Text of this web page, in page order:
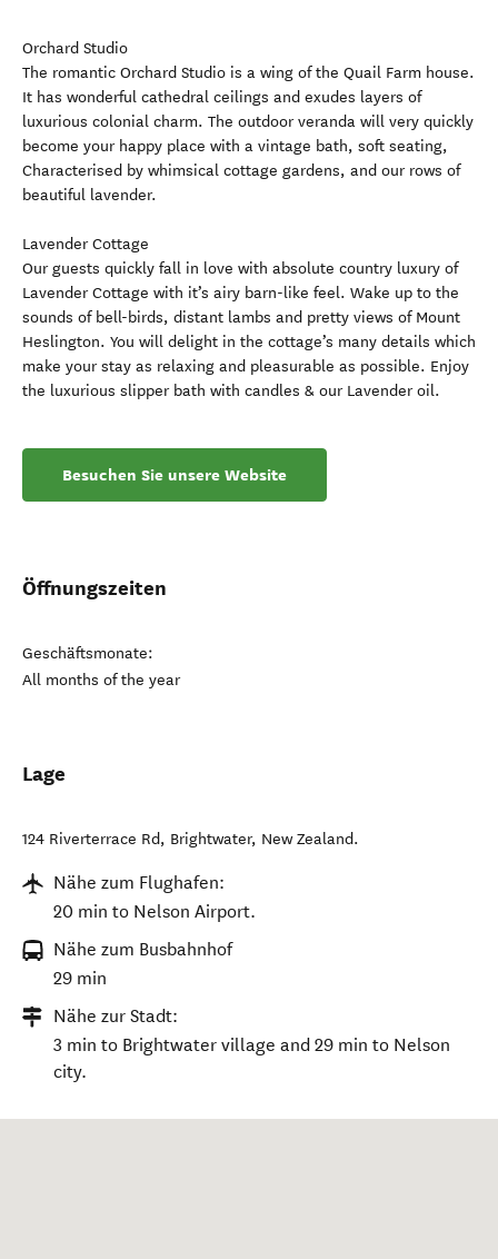
Orchard Studio
The romantic Orchard Studio is a wing of the Quail Farm house.
It has wonderful cathedral ceilings and exudes layers of
luxurious colonial charm. The outdoor veranda will very quickly
become your happy place with a vintage bath, soft seating,
Characterised by whimsical cottage gardens, and our rows of
beautiful lavender.
Lavender Cottage
Our guests quickly fall in love with absolute country luxury of
Lavender Cottage with it’s airy barn-like feel. Wake up to the
sounds of bell-birds, distant lambs and pretty views of Mount
Heslington. You will delight in the cottage’s many details which
make your stay as relaxing and pleasurable as possible. Enjoy
the luxurious slipper bath with candles & our Lavender oil.
Besuchen Sie unsere Website
Öffnungszeiten
Geschäftsmonate:
All months of the year
Lage
124 Riverterrace Rd, Brightwater, New Zealand.
Nähe zum Flughafen:
20 min to Nelson Airport.
Nähe zum Busbahnhof
29 min
Nähe zur Stadt:
3 min to Brightwater village and 29 min to Nelson
city.